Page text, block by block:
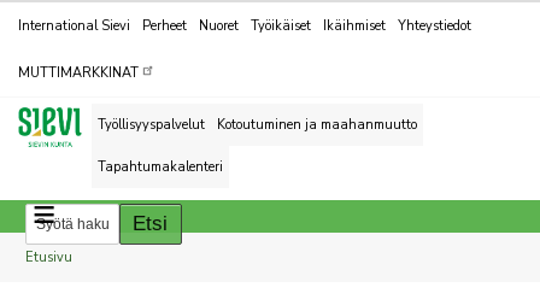
Kohderyhmät
International Sievi Perheet Nuoret Työikäiset Ikäihmiset Yhteystiedot
MUTTIMARKKINAT
Työllisyyspalvelut Kotoutuminen ja maahanmuutto
Tapahtumakalenteri
Breadcrumbs
You
Etusivu